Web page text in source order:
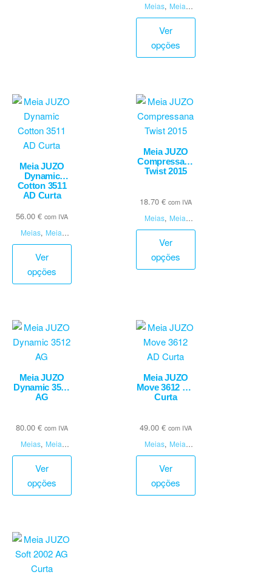
Meias, Meias
Elásticas
Ver
opções
Meia JUZO
Dynamic
Cotton 3511
AD Curta
56.00 € com IVA
Meias, Meias
Elásticas
Ver
opções
Meia JUZO
Compressana
Twist 2015
18.70 € com IVA
Meias, Meias
Elásticas
Ver
opções
Meia JUZO
Dynamic 3512
AG
80.00 € com IVA
Meias, Meias
Elásticas
Ver
opções
Meia JUZO
Move 3612 AD
Curta
49.00 € com IVA
Meias, Meias
Elásticas
Ver
opções